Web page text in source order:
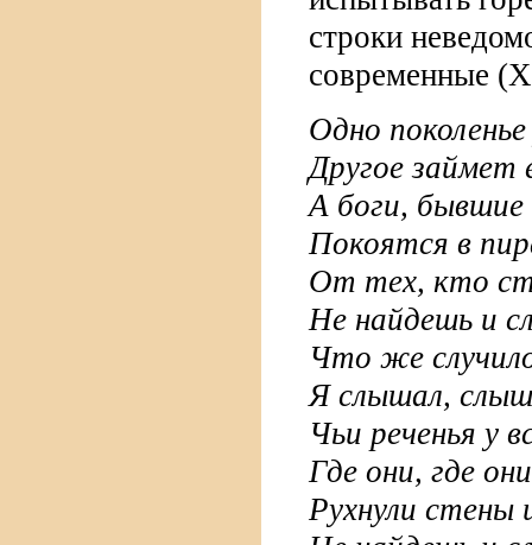
строки
современные
Одно
Другое займет
А боги, бывшие
Покоятся в
От тех, кто
Не найдешь и
Что же
Я слышал,
Чьи реченья у
Где они, где
Рухнули стены